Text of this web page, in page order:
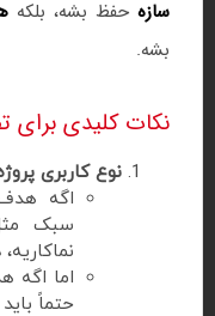
سازهحفظ بشه، بلکه
بشه.
نکات کلیدی برای
نوع کاربری
اگه
سبک
اما اگه
حتماً